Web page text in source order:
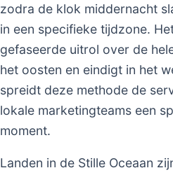
zodra de klok middernacht
in een specifieke tijdzone.
gefaseerde uitrol over de
het oosten en eindigt in het
spreidt deze methode de
lokale marketingteams een
moment.
Landen in de Stille Oceaan